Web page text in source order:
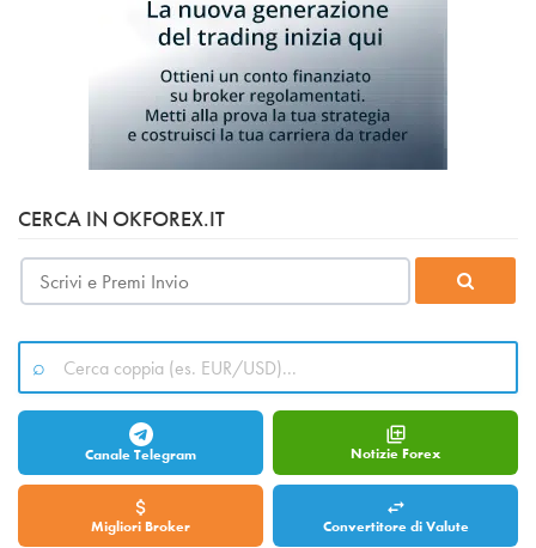
CERCA IN OKFOREX.IT
Canale Telegram Notizie Forex
Migliori Broker Convertitore di Valute